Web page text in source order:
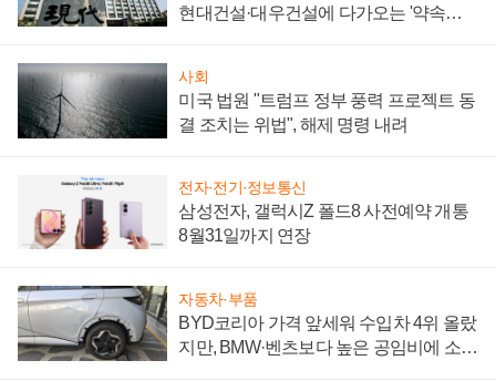
현대건설·대우건설에 다가오는 '약속의
사회
미국 법원 "트럼프 정부 풍력 프로젝트 동
결 조치는 위법", 해제 명령 내려
전자·전기·정보통신
삼성전자, 갤럭시Z 폴드8 사전예약 개통
8월31일까지 연장
자동차·부품
BYD코리아 가격 앞세워 수입차 4위 올랐
지만, BMW·벤츠보다 높은 공임비에 소비